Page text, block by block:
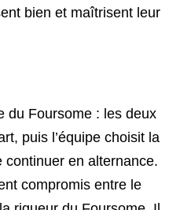
bien et maîtrisent leur
du Foursome : les deux
puis l’équipe choisit la
continuer en alternance.
compromis entre le